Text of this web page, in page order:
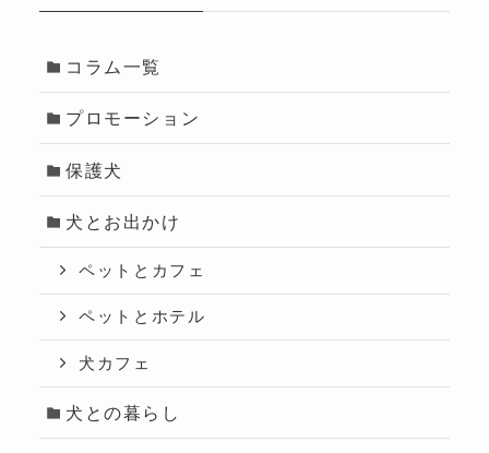
コラム一覧
プロモーション
保護犬
犬とお出かけ
ペットとカフェ
ペットとホテル
犬カフェ
犬との暮らし